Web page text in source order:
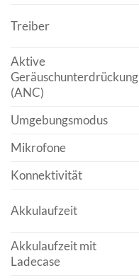
Treiber
Aktive
Geräuschunterdrückung
(ANC)
Umgebungsmodus
Mikrofone
Konnektivität
Akkulaufzeit
Akkulaufzeit mit
Ladecase